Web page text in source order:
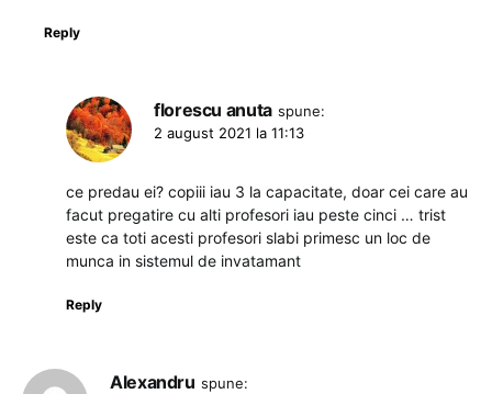
Reply
florescu anuta spune:
2 august 2021 la 11:13
ce predau ei? copiii iau 3 la capacitate, doar cei care au
facut pregatire cu alti profesori iau peste cinci … trist
este ca toti acesti profesori slabi primesc un loc de
munca in sistemul de invatamant
Reply
Alexandru spune: